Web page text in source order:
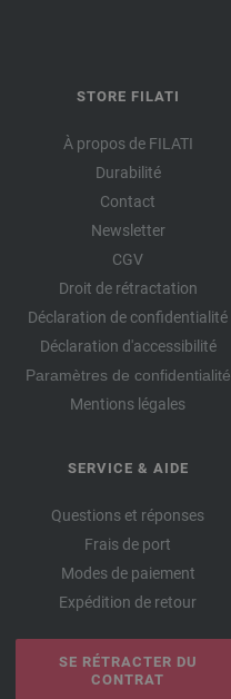
STORE FILATI
À propos de FILATI
Durabilité
Contact
Newsletter
CGV
Droit de rétractation
Déclaration de confidentialité
Déclaration d'accessibilité
Paramètres de confidentialité
Mentions légales
SERVICE & AIDE
Questions et réponses
Frais de port
Modes de paiement
Expédition de retour
SE RÉTRACTER DU
CONTRAT